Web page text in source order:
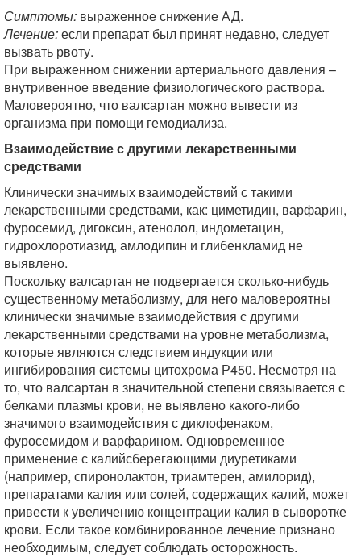
Симптомы: выраженное снижение АД.
Лечение:если препарат был принят недавно, следует
вызвать рвоту.
При выраженном снижении артериального давления –
внутривенное введение физиологического раствора.
Маловероятно, что валсартан можно вывести из
организма при помощи гемодиализа.
Взаимодействие с другими лекарственными
средствами
Клинически значимых взаимодействий с такими
лекарственными средствами, как: циметидин, варфарин,
фуросемид, дигоксин, атенолол, индометацин,
гидрохлоротиазид, амлодипин и глибенкламид не
выявлено.
Поскольку валсартан не подвергается сколько-нибудь
существенному метаболизму, для него маловероятны
клинически значимые взаимодействия с другими
лекарственными средствами на уровне метаболизма,
которые являются следствием индукции или
ингибирования системы цитохрома Р450. Несмотря на
то, что валсартан в значительной степени связывается с
белками плазмы крови, не выявлено какого-либо
значимого взаимодействия с диклофенаком,
фуросемидом и варфарином. Одновременное
применение с калийсберегающими диуретиками
(например, спиронолактон, триамтерен, амилорид),
препаратами калия или солей, содержащих калий, может
привести к увеличению концентрации калия в сыворотке
крови. Если такое комбинированное лечение признано
необходимым, следует соблюдать осторожность.